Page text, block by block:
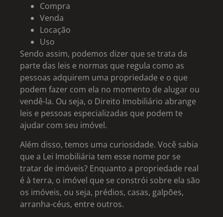
Compra
Venda
Locação
Uso
Sendo assim, podemos dizer que se trata da
parte das leis e normas que regula como as
pessoas adquirem uma propriedade e o que
podem fazer com ela no momento de alugar ou
vendê-la. Ou seja, o Direito Imobiliário abrange
leis e pessoas especializadas que podem te
ajudar com seu imóvel.
Além disso, temos uma curiosidade. Você sabia
que a Lei Imobiliária tem esse nome por se
tratar de imóveis? Enquanto a propriedade real
é à terra, o imóvel que se constrói sobre ela são
os imóveis, ou seja, prédios, casas, galpões,
arranha-céus, entre outros.